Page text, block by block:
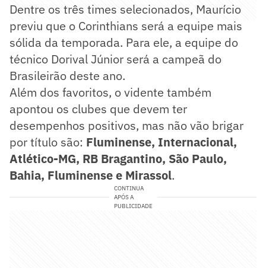
Dentre os três times selecionados, Maurício
previu que o Corinthians será a equipe mais
sólida da temporada. Para ele, a equipe do
técnico Dorival Júnior será a campeã do
Brasileirão deste ano.
Além dos favoritos, o vidente também
apontou os clubes que devem ter
desempenhos positivos, mas não vão brigar
por título são: Fluminense, Internacional,
Atlético-MG, RB Bragantino, São Paulo,
Bahia, Fluminense e Mirassol.
CONTINUA
APÓS A
PUBLICIDADE